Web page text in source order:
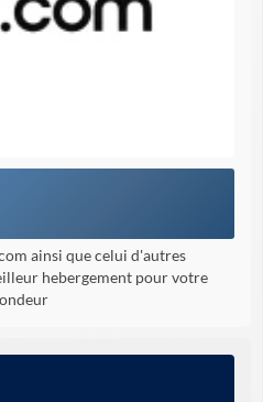
ainsi que celui d'autres
hebergement pour votre